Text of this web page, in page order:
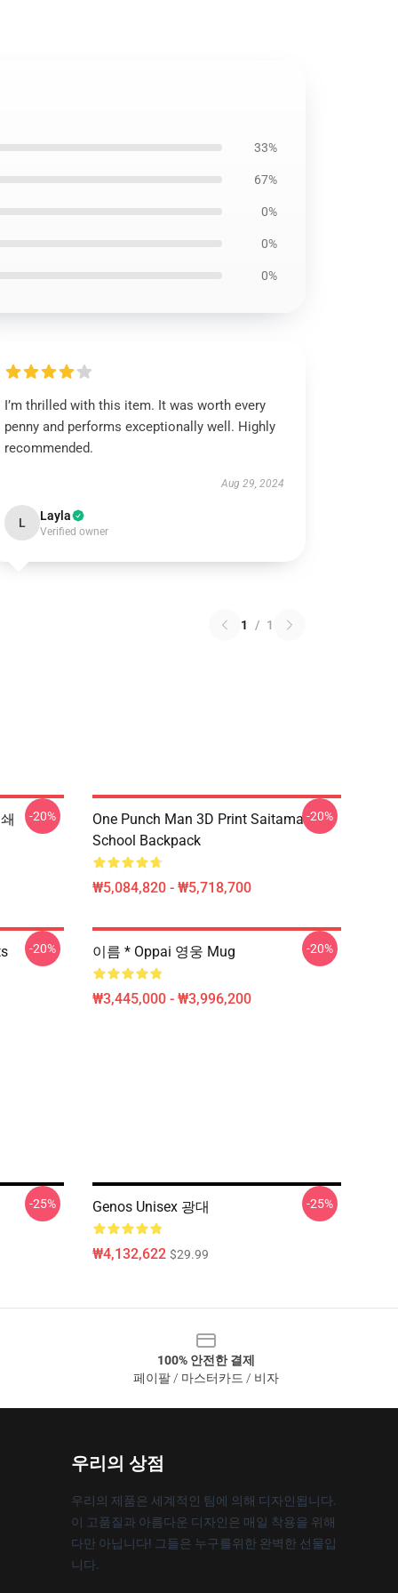
33%
67%
0%
0%
0%
I’m thrilled with this item. It was worth every
penny and performs exceptionally well. Highly
recommended.
Aug 29, 2024
L Layla
Verified owner
1 / 1
-20%
One Punch Man 3D Print Saitama
School Backpack
₩5,084,820 - ₩5,718,700
-20%
-20% 이름 * Oppai 영웅 Mug
₩3,445,000 - ₩3,996,200
-20%
-25% Genos Unisex 광대
₩4,132,622 $29.99
-25%
100% 안전한 결제
페이팔 / 마스터카드 / 비자
우리의 상점
우리의 제품은 세계적인 팀에 의해 디자인됩니다.
이 고품질과 아름다운 디자인은 매일 착용을 위해
다만 아닙니다! 그들은 누구를위한 완벽한 선물입
니다.